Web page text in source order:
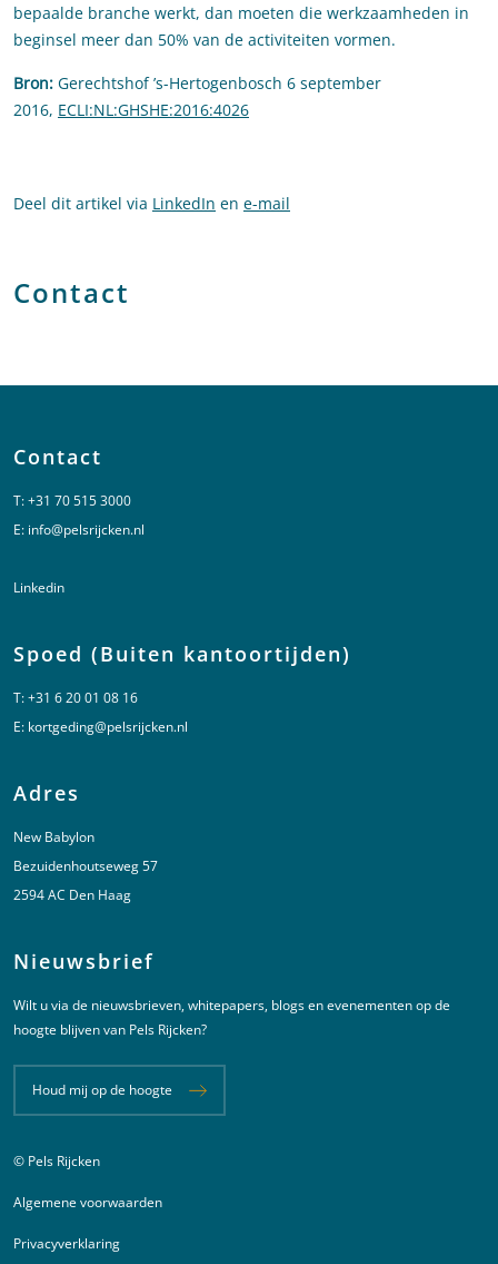
bepaalde branche werkt, dan moeten die werkzaamheden in
beginsel meer dan 50% van de activiteiten vormen.
Bron: Gerechtshof ’s-Hertogenbosch 6 september
2016, ECLI:NL:GHSHE:2016:4026
Deel dit artikel via LinkedIn en e-mail
Contact
Contact
T:+31 70 515 3000
E: info@pelsrijcken.nl
Linkedin
Spoed (Buiten kantoortijden)
T:+31 6 20 01 08 16
E: kortgeding@pelsrijcken.nl
Adres
New Babylon
Bezuidenhoutseweg 57
2594 AC Den Haag
Nieuwsbrief
Wilt u via de nieuwsbrieven, whitepapers, blogs en evenementen op de
hoogte blijven van Pels Rijcken?
Houd mij op de hoogte
Juridische informatie
© Pels Rijcken
Algemene voorwaarden
Privacyverklaring